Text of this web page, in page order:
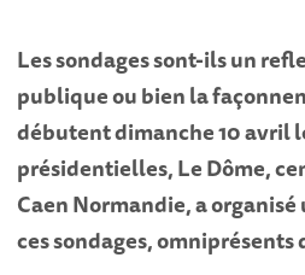
Les sondages sont-ils un
publique ou bien la
débutent dimanche 10 avril
présidentielles, Le Dôme,
Caen Normandie, a
ces sondages, omniprésents